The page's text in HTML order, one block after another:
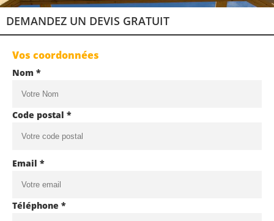
DEMANDEZ UN DEVIS GRATUIT
Vos coordonnées
Nom *
Code postal *
Email *
Téléphone *